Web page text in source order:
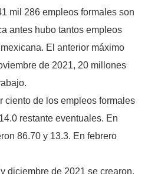
mil 286 empleos formales son
antes hubo tantos empleos
El anterior máximo
de 2021, 20 millones
ciento de los empleos formales
restante eventuales. En
86.70 y 13.3. En febrero
diciembre de 2021 se crearon,